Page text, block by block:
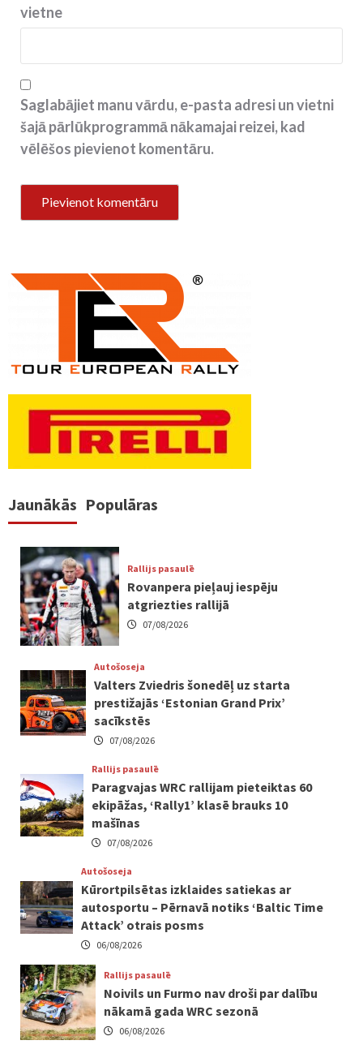
vietne
Saglabājiet manu vārdu, e-pasta adresi un vietni
šajā pārlūkprogrammā nākamajai reizei, kad
vēlēšos pievienot komentāru.
Jaunākās Populāras
Rallijs pasaulē
Rovanpera pieļauj iespēju
atgriezties rallijā
07/08/2026
Autošoseja
Valters Zviedris šonedēļ uz starta
prestižajās ‘Estonian Grand Prix’
sacīkstēs
07/08/2026
Rallijs pasaulē
Paragvajas WRC rallijam pieteiktas 60
ekipāžas, ‘Rally1’ klasē brauks 10
mašīnas
07/08/2026
Autošoseja
Kūrortpilsētas izklaides satiekas ar
autosportu – Pērnavā notiks ‘Baltic Time
Attack’ otrais posms
06/08/2026
Rallijs pasaulē
Noivils un Furmo nav droši par dalību
nākamā gada WRC sezonā
06/08/2026